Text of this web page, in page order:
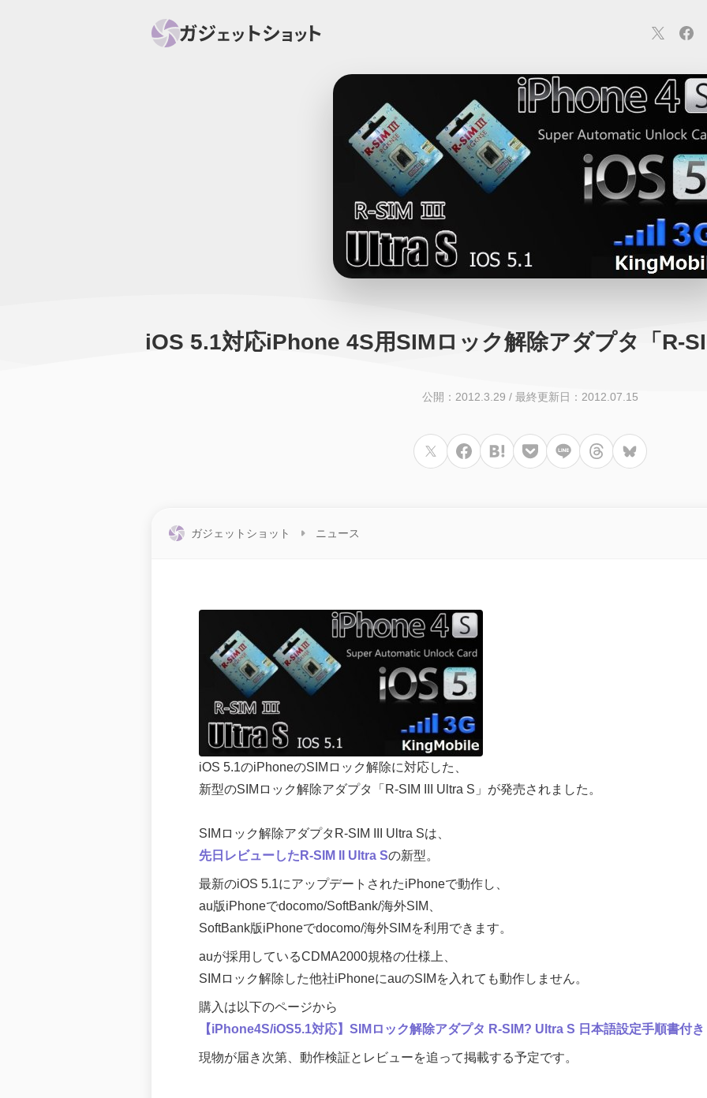
カメラ ウェアラブル スマートホーム 車・バイク
アクションカメラ 回線 iPad Mac
iOS 5.1対応iPhone 4S用SIMロック解除アダプタ「R-
公開：2012.3.29 / 最終更新日：2012.07.15
ガジェットショット ニュース
iOS 5.1のiPhoneのSIMロック解除に対応した、
新型のSIMロック解除アダプタ「R-SIM III Ultra S」が発売されました。
SIMロック解除アダプタR-SIM III Ultra Sは、
先日レビューしたR-SIM II Ultra Sの新型。
最新のiOS 5.1にアップデートされたiPhoneで動作し、
au版iPhoneでdocomo/SoftBank/海外SIM、
SoftBank版iPhoneでdocomo/海外SIMを利用できます。
auが採用しているCDMA2000規格の仕様上、
SIMロック解除した他社iPhoneにauのSIMを入れても動作しません。
購入は以下のページから
【iPhone4S/iOS5.1対応】SIMロック解除アダプタ R-SIM? Ultra S 日本語設定手順書付き
現物が届き次第、動作検証とレビューを追って掲載する予定です。